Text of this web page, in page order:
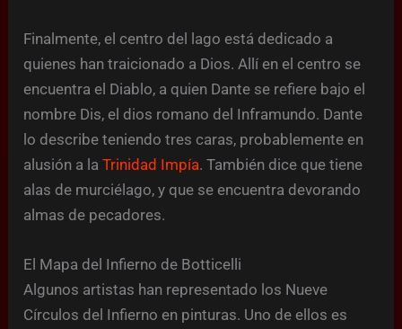
Finalmente, el centro del lago está dedicado a
quienes han traicionado a Dios. Allí en el centro se
encuentra el Diablo, a quien Dante se refiere bajo el
nombre Dis, el dios romano del Inframundo. Dante
lo describe teniendo tres caras, probablemente en
alusión a laTrinidad Impía. También dice que tiene
alas de murciélago, y que se encuentra devorando
almas de pecadores.
El Mapa del Infierno de Botticelli
Algunos artistas han representado los Nueve
Círculos del Infierno en pinturas. Uno de ellos es